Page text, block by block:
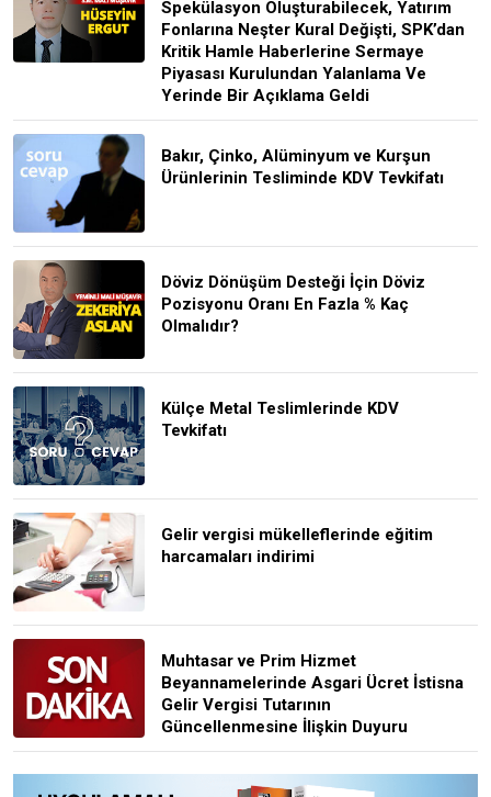
Spekülasyon Oluşturabilecek, Yatırım
Fonlarına Neşter Kural Değişti, SPK’dan
Kritik Hamle Haberlerine Sermaye
Piyasası Kurulundan Yalanlama Ve
Yerinde Bir Açıklama Geldi
Bakır, Çinko, Alüminyum ve Kurşun
Ürünlerinin Tesliminde KDV Tevkifatı
Döviz Dönüşüm Desteği İçin Döviz
Pozisyonu Oranı En Fazla % Kaç
Olmalıdır?
Külçe Metal Teslimlerinde KDV
Tevkifatı
Gelir vergisi mükelleflerinde eğitim
harcamaları indirimi
Muhtasar ve Prim Hizmet
Beyannamelerinde Asgari Ücret İstisna
Gelir Vergisi Tutarının
Güncellenmesine İlişkin Duyuru